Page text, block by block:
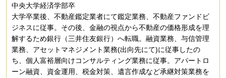
中央大学経済学部卒
大学卒業後、不動産鑑定業者にて鑑定業務、不動産ファンドビ
ジネスに従事。その後、金融の視点から不動産の価格形成を理
解するため銀行（三井住友銀行）へ転職。融資業務、与信管理
業務、アセットマネジメント業務(出向先にて)に従事したの
ち、個人富裕層向けコンサルティング業務に従事。アパートロ
ーン融資、資金運用、税金対策、遺言作成など承継対策業務を